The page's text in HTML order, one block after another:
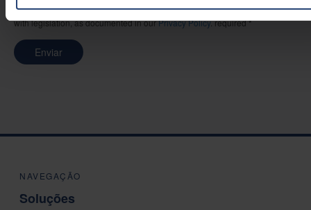
I agree that Nefab may store and process my personal data in accordance
with legislation, as documented in ourPrivacy Policy. required *
Enviar
NAVEGAÇÃO
Soluções